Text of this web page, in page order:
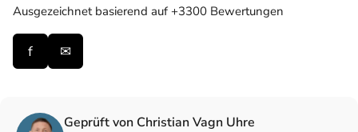
Ausgezeichnet basierend auf +3300 Bewertungen
f ✉
Geprüft von Christian Vagn Uhre